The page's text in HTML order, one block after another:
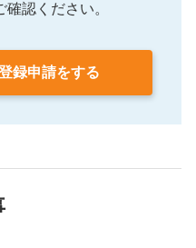
確認ください。
録申請をする